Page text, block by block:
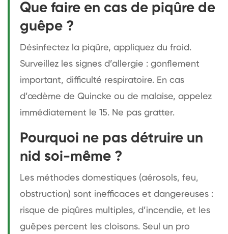
Que faire en cas de piqûre de
guêpe ?
Désinfectez la piqûre, appliquez du froid.
Surveillez les signes d’allergie : gonflement
important, difficulté respiratoire. En cas
d’œdème de Quincke ou de malaise, appelez
immédiatement le 15. Ne pas gratter.
Pourquoi ne pas détruire un
nid soi-même ?
Les méthodes domestiques (aérosols, feu,
obstruction) sont inefficaces et dangereuses :
risque de piqûres multiples, d’incendie, et les
guêpes percent les cloisons. Seul un pro